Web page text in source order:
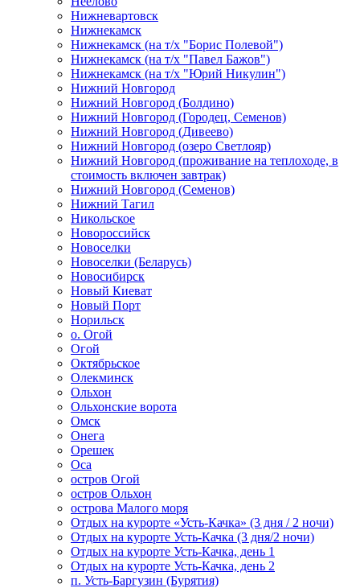
Нижневартовск
Нижнекамск
Нижнекамск (на т/х "Борис Полевой")
Нижнекамск (на т/х "Павел Бажов")
Нижнекамск (на т/х "Юрий Никулин")
Нижний Новгород
Нижний Новгород (Болдино)
Нижний Новгород (Городец, Семенов)
Нижний Новгород (Дивеево)
Нижний Новгород (озеро Светлояр)
Нижний Новгород (проживание на теплоходе, в
стоимость включен завтрак)
Нижний Новгород (Семенов)
Нижний Тагил
Никольское
Новороссийск
Новоселки
Новоселки (Беларусь)
Новосибирск
Новый Киеват
Новый Порт
Норильск
о. Огой
Огой
Октябрьское
Олекминск
Ольхон
Ольхонские ворота
Омск
Онега
Орешек
Оса
остров Огой
остров Ольхон
острова Малого моря
Отдых на курорте «Усть-Качка» (3 дня / 2 ночи)
Отдых на курорте Усть-Качка (3 дня/2 ночи)
Отдых на курорте Усть-Качка, день 1
Отдых на курорте Усть-Качка, день 2
п. Усть-Баргузин (Бурятия)